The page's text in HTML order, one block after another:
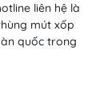
liên hệ là
mút xốp
quốc trong